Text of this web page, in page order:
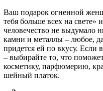
Ваш подарок огненной
тебя больше всех на свете»
человечество не выдумало
камни и металлы – любое,
придется ей по вкусу. Если
– выбирайте то, что
косметику, парфюмерию,
шейный платок.